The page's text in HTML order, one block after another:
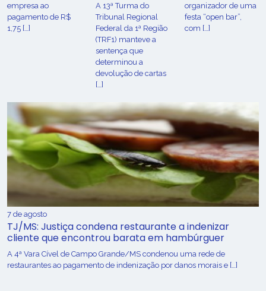
empresa ao
pagamento de R$
1,75 […]
A 13ª Turma do
Tribunal Regional
Federal da 1ª Região
(TRF1) manteve a
sentença que
determinou a
devolução de cartas
[…]
organizador de uma
festa “open bar”,
com […]
7 de agosto
TJ/MS: Justiça condena restaurante a indenizar
cliente que encontrou barata em hambúrguer
A 4ª Vara Cível de Campo Grande/MS condenou uma rede de
restaurantes ao pagamento de indenização por danos morais e […]